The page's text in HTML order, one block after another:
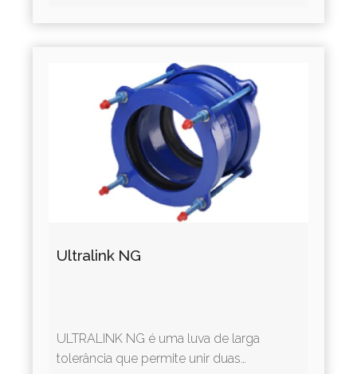
Ultralink NG
ULTRALINK NG é uma luva de larga
tolerância que permite unir duas